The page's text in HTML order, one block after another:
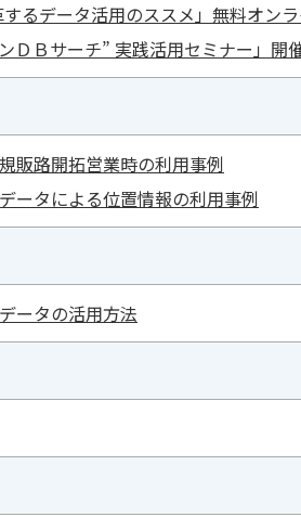
るデータ活用のススメ」無料オン
ＤＢサーチ” 実践活用セミナー」開
販路開拓営業時の利用事例
ータによる位置情報の利用事例
ータの活用方法